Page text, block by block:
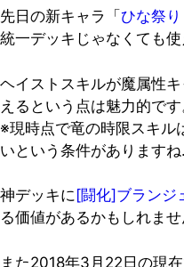
先日の新キャラ「 ひな祭
統一デッキじゃなくても使
ヘイストスキルが魔属性
えるという点は魅力的です
※現時点で竜の時限スキル
いという条件があります
神デッキに [闘化]ブランジ
る価値があるかもしれま
また2018年3月22日の現